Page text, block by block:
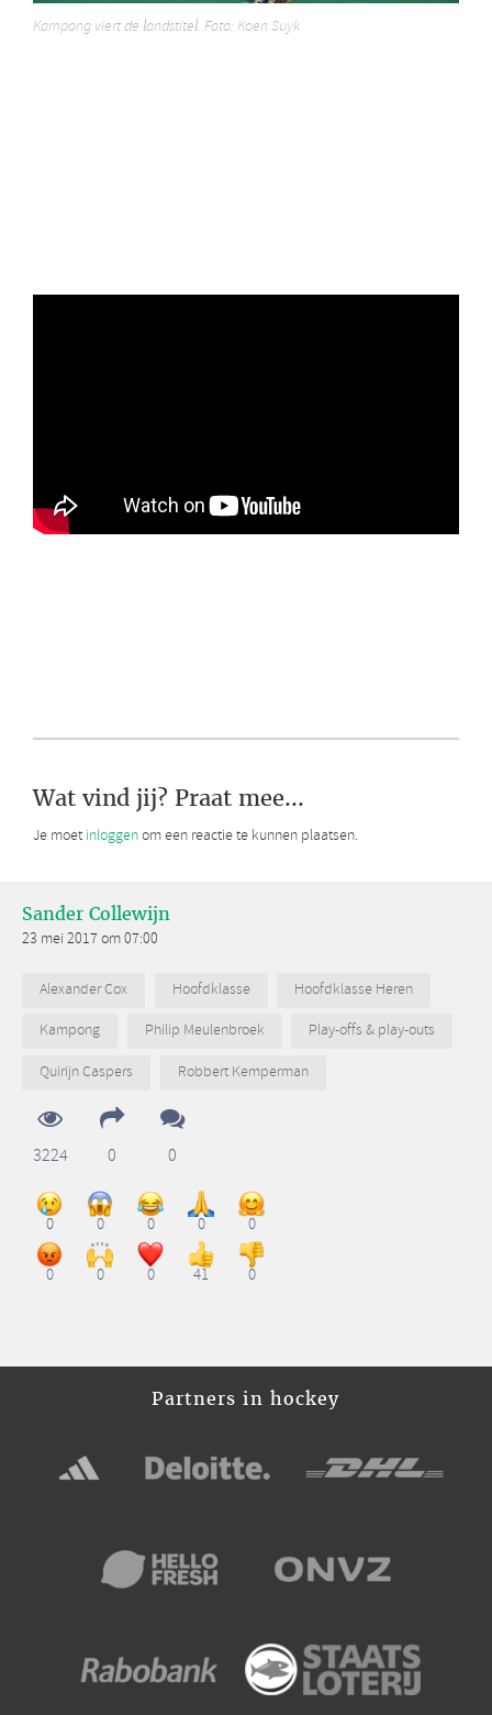
Kampong viert de landstitel. Foto: Koen Suyk
Wat vind jij? Praat mee...
Je moet inloggenom een reactie te kunnen plaatsen.
Sander Collewijn
23 mei 2017 om 07:00
Alexander Cox Hoofdklasse
Hoofdklasse Heren
Kampong
Philip Meulenbroek
Play-offs & play-outs
Quirijn Caspers
Robbert Kemperman
3224 0 0
0 0 0 0 0
0 0 0 41 0
Partners in hockey